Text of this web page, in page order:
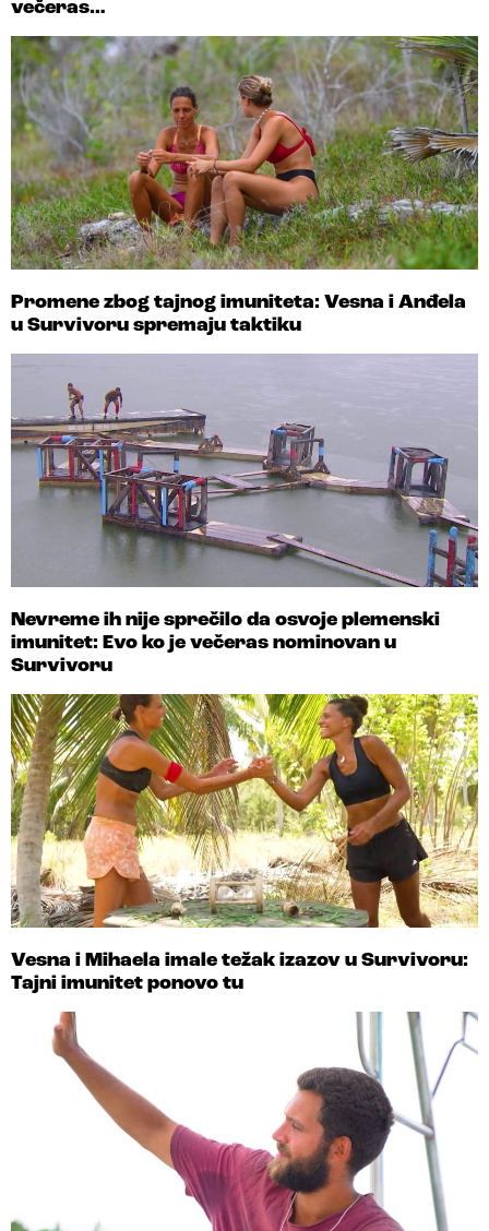
večeras…
Promene zbog tajnog imuniteta: Vesna i Anđela
u Survivoru spremaju taktiku
Nevreme ih nije sprečilo da osvoje plemenski
imunitet: Evo ko je večeras nominovan u
Survivoru
Vesna i Mihaela imale težak izazov u Survivoru:
Tajni imunitet ponovo tu